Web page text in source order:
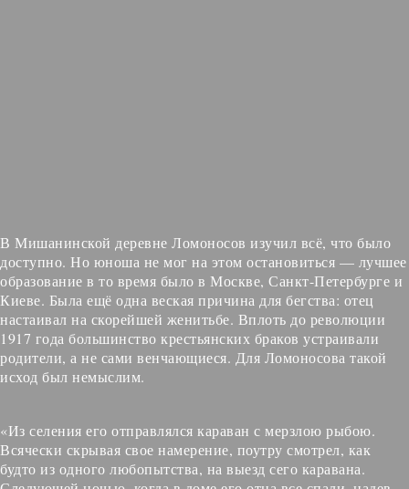
В Мишанинской деревне Ломоносов изучил всё, что было
доступно. Но юноша не мог на этом остановиться — лучшее
образование в то время было в Москве, Санкт-Петербурге и
Киеве. Была ещё одна веская причина для бегства: отец
настаивал на скорейшей женитьбе. Вплоть до революции
1917 года большинство крестьянских браков устраивали
родители, а не сами венчающиеся. Для Ломоносова такой
исход был немыслим.
«Из селения его отправлялся караван с мерзлою рыбою.
Всячески скрывая свое намерение, поутру смотрел, как
будто из одного любопытства, на выезд сего каравана.